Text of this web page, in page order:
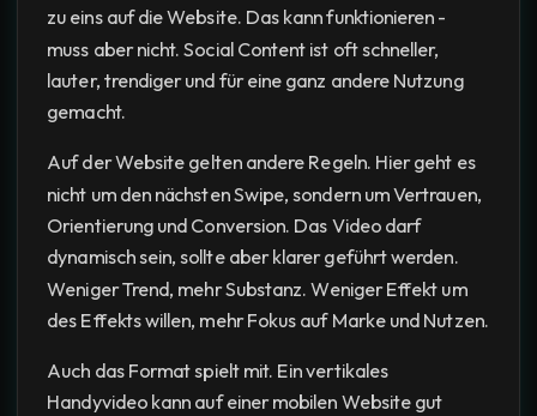
zu eins auf die Website. Das kann funktionieren -
muss aber nicht. Social Content ist oft schneller,
lauter, trendiger und für eine ganz andere Nutzung
gemacht.
Auf der Website gelten andere Regeln. Hier geht es
nicht um den nächsten Swipe, sondern um Vertrauen,
Orientierung und Conversion. Das Video darf
dynamisch sein, sollte aber klarer geführt werden.
Weniger Trend, mehr Substanz. Weniger Effekt um
des Effekts willen, mehr Fokus auf Marke und Nutzen.
Auch das Format spielt mit. Ein vertikales
Handyvideo kann auf einer mobilen Website gut